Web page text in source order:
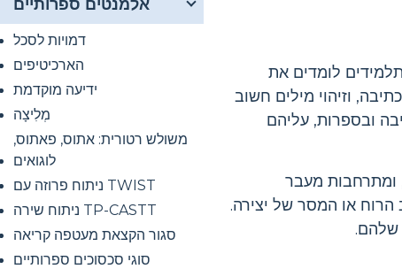
אלמנטים ספרותיים
דמויות לסכל
הארכיטיפים
ידיעה מוקדמת
מְלִיצָה
משולש רטורית: אתוס, פאתוס,
לוגואים
ניתוח פרוזה עם TWIST
ניתוח שירה TP-CASTT
סגור הקצאת מעטפה קריאה
סוגי סכסוכים ספרותיים
לומדים את
וזיהוי מילים חשוב
ובספרות, עליהם
ומתרחבות מעבר
הרוח או המסר של יצירה.
שלהם.